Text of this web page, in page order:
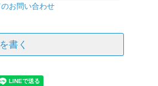
お問い合わせ
書く